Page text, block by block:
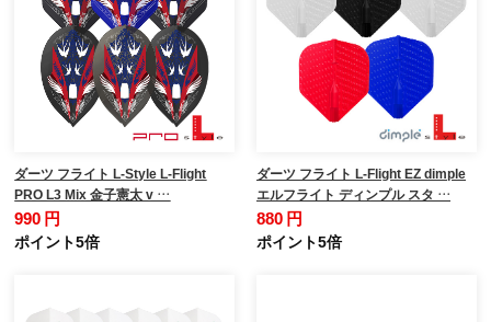
ダーツ フライト L-Style L-Flight
PRO L3 Mix 金子憲太 v …
990 円
ポイント5倍
ダーツ フライト L-Flight EZ dimple
エルフライト ディンプル スタ …
880 円
ポイント5倍